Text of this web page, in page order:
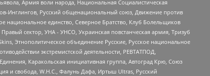
Армия воли народа, Национальная Социалистическая
Инглингов, Русский общенациональный союз, Движение против
национальное единство, Северное Братство, Клуб Болельщиков
сектор, УНА - УНСО, Украинская повстанческая армия, Тризуб
Этнополитическое объединение Русские, Русское национальное
экстремистской деятельности, РЕВТАТПОД,
Каракольская инициативная группа, Автоград Крю, Союз
и свобода, W.H.С., Фалунь Дафа, Иртыш Ultras, Русский